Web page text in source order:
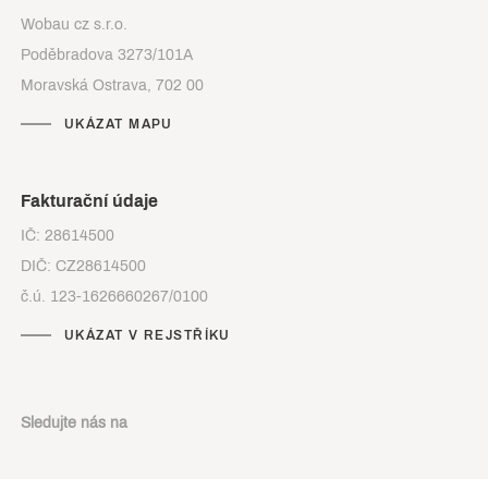
Wobau cz s.r.o.
Poděbradova 3273/101A
Moravská Ostrava, 702 00
UKÁZAT MAPU
Fakturační údaje
IČ: 28614500
DIČ: CZ28614500
č.ú. 123-1626660267/0100
UKÁZAT V REJSTŘÍKU
Sledujte nás na